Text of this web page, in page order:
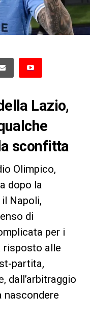
Lazio,
sconfitta
Olimpico,
dopo la
Napoli,
di
per i
risposto alle
partita,
dall’arbitraggio
nascondere